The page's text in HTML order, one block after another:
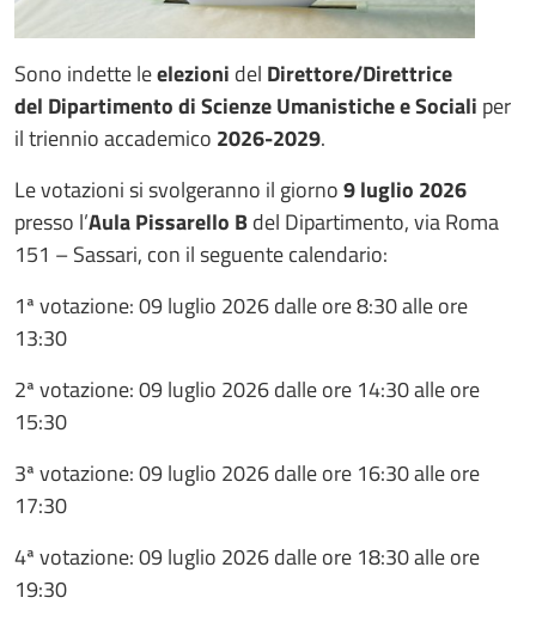
Sono indette leelezioni del Direttore/Direttrice
del Dipartimento di Scienze Umanistiche e Sociali per
il triennio accademico 2026-2029.
Le votazioni si svolgeranno il giorno9 luglio 2026
presso l’Aula Pissarello Bdel Dipartimento, via Roma
151 – Sassari, con il seguente calendario:
1ª votazione: 09 luglio 2026 dalle ore 8:30 alle ore
13:30
2ª votazione: 09 luglio 2026 dalle ore 14:30 alle ore
15:30
3ª votazione: 09 luglio 2026 dalle ore 16:30 alle ore
17:30
4ª votazione: 09 luglio 2026 dalle ore 18:30 alle ore
19:30